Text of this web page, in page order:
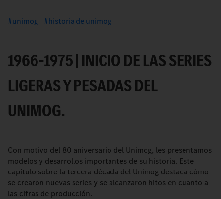
unimog historia de unimog
1966–1975 | INICIO DE LAS SERIES
LIGERAS Y PESADAS DEL
UNIMOG.
Con motivo del 80 aniversario del Unimog, les presentamos
modelos y desarrollos importantes de su historia. Este
capítulo sobre la tercera década del Unimog destaca cómo
se crearon nuevas series y se alcanzaron hitos en cuanto a
las cifras de producción.